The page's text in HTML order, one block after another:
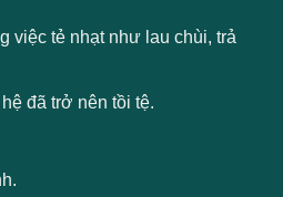
việc tẻ nhạt như lau chùi, trả
đã trở nên tồi tệ.